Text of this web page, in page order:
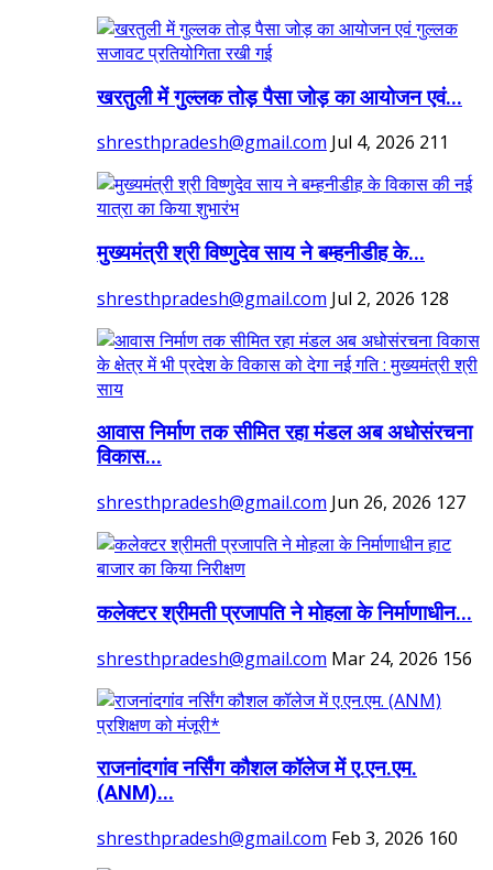
खरतुली में गुल्लक तोड़ पैसा जोड़ का आयोजन एवं...
shresthpradesh@gmail.com Jul 4, 2026 211
मुख्यमंत्री श्री विष्णुदेव साय ने बम्हनीडीह के...
shresthpradesh@gmail.com Jul 2, 2026 128
आवास निर्माण तक सीमित रहा मंडल अब अधोसंरचना
विकास...
shresthpradesh@gmail.com Jun 26, 2026 127
कलेक्टर श्रीमती प्रजापति ने मोहला के निर्माणाधीन...
shresthpradesh@gmail.com Mar 24, 2026 156
राजनांदगांव नर्सिंग कौशल कॉलेज में ए.एन.एम.
(ANM)...
shresthpradesh@gmail.com Feb 3, 2026 160